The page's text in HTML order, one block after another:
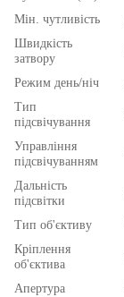
Мін. чутливість
Швидкість
затвору
Режим день/ніч
Тип
підсвічування
Управління
підсвічуванням
Дальність
підсвітки
Тип об'єктиву
Кріплення
об'єктива
Апертура